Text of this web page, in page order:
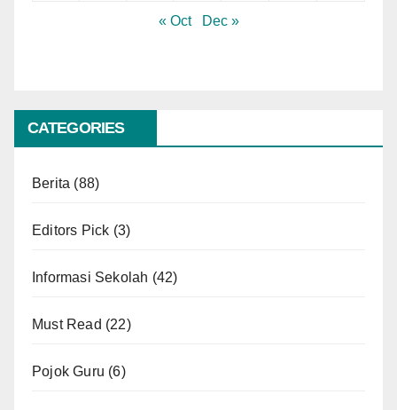
« Oct Dec »
CATEGORIES
Berita (88)
Editors Pick (3)
Informasi Sekolah (42)
Must Read (22)
Pojok Guru (6)